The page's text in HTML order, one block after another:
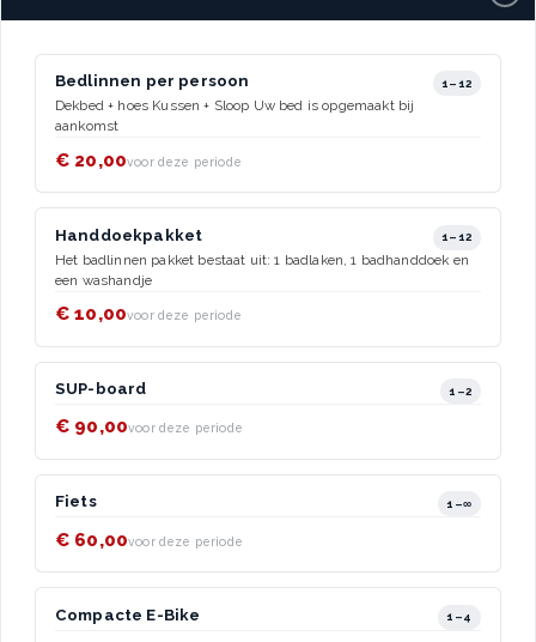
Bedlinnen per persoon 1–12
Dekbed + hoes Kussen + Sloop Uw bed is opgemaakt bij
aankomst
€ 20,00voor deze periode
Handdoekpakket 1–12
Het badlinnen pakket bestaat uit: 1 badlaken, 1 badhanddoek en
een washandje
€ 10,00voor deze periode
SUP-board 1–2
€ 90,00voor deze periode
Fiets 1–∞
€ 60,00voor deze periode
Compacte E-Bike 1–4